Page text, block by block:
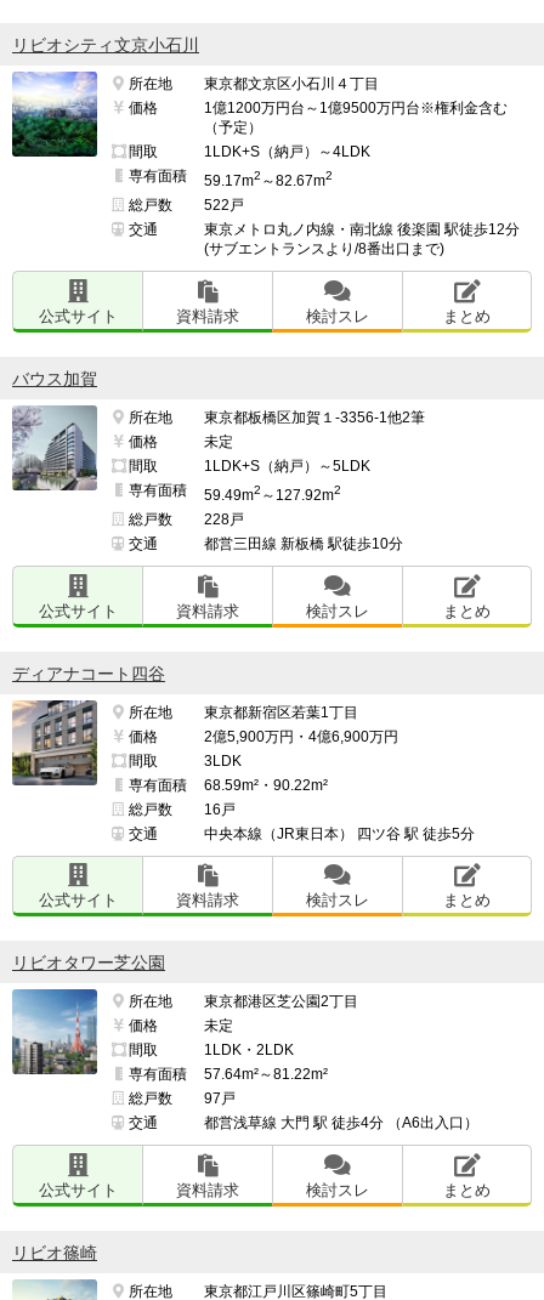
リビオシティ文京小石川
所在地
東京都文京区小石川４丁目
価格
1億1200万円台～1億9500万円台※権利金含む
（予定）
間取
1LDK+S（納戸）～4LDK
専有面積
59.17m2 ～82.67m2
総戸数
522戸
交通
東京メトロ丸ノ内線・南北線 後楽園 駅徒歩12分
(サブエントランスより/8番出口まで)
公式サイト 資料請求 検討スレ まとめ
バウス加賀
所在地
東京都板橋区加賀１-3356-1他2筆
価格
未定
間取
1LDK+S（納戸）～5LDK
専有面積
59.49m2 ～127.92m2
総戸数
228戸
交通
都営三田線 新板橋 駅徒歩10分
公式サイト 資料請求 検討スレ まとめ
ディアナコート四谷
所在地
東京都新宿区若葉1丁目
価格
2億5,900万円・4億6,900万円
間取
3LDK
専有面積
68.59m²・90.22m²
総戸数
16戸
交通
中央本線（JR東日本） 四ツ谷 駅 徒歩5分
公式サイト 資料請求 検討スレ まとめ
リビオタワー芝公園
所在地
東京都港区芝公園2丁目
価格
未定
間取
1LDK・2LDK
専有面積
57.64m²～81.22m²
総戸数
97戸
交通
都営浅草線 大門 駅 徒歩4分 （A6出入口）
公式サイト 資料請求 検討スレ まとめ
リビオ篠崎
所在地
東京都江戸川区篠崎町5丁目